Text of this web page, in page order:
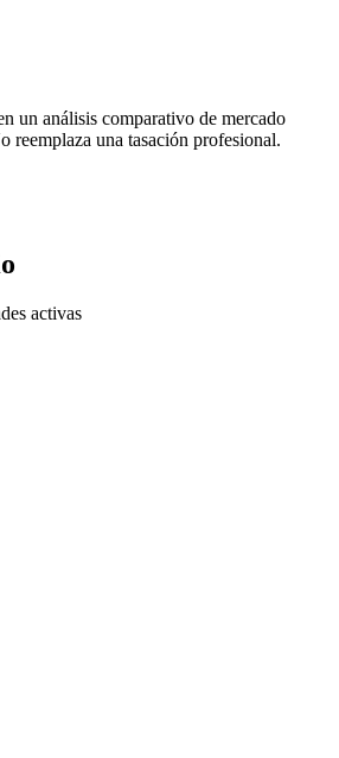
un análisis comparativo de mercado
reemplaza una tasación profesional.
activas